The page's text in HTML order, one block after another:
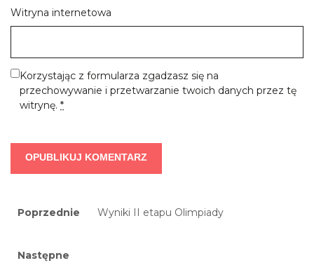
Witryna internetowa
Korzystając z formularza zgadzasz się na
przechowywanie i przetwarzanie twoich danych przez tę
witrynę. *
Nawigacja
Poprzednie
Previous
Wyniki II etapu Olimpiady
Następne
Next